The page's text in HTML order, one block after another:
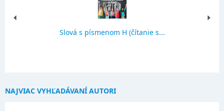
Slová s písmenom H (čítanie s...
NAJVIAC VYHĽADÁVANÍ AUTORI